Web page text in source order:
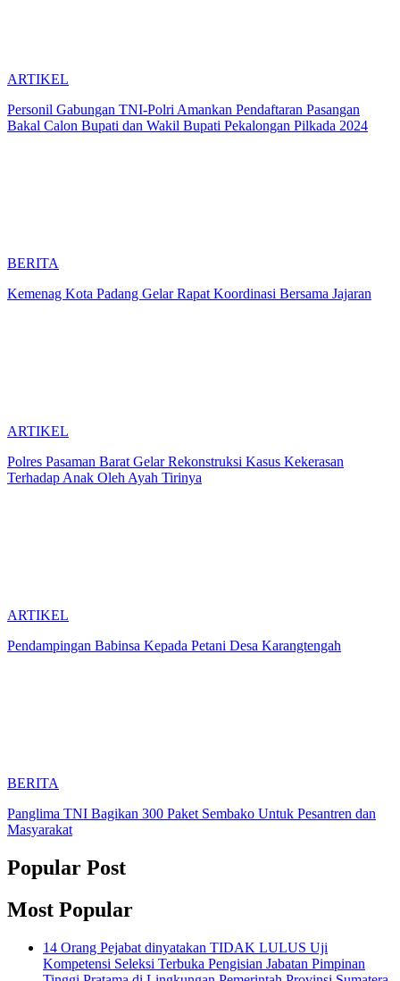
ARTIKEL
Personil Gabungan TNI-Polri Amankan Pendaftaran Pasangan
Bakal Calon Bupati dan Wakil Bupati Pekalongan Pilkada 2024
BERITA
Kemenag Kota Padang Gelar Rapat Koordinasi Bersama Jajaran
ARTIKEL
Polres Pasaman Barat Gelar Rekonstruksi Kasus Kekerasan
Terhadap Anak Oleh Ayah Tirinya
ARTIKEL
Pendampingan Babinsa Kepada Petani Desa Karangtengah
BERITA
Panglima TNI Bagikan 300 Paket Sembako Untuk Pesantren dan
Masyarakat
Popular Post
Most Popular
14 Orang Pejabat dinyatakan TIDAK LULUS Uji
Kompetensi Seleksi Terbuka Pengisian Jabatan Pimpinan